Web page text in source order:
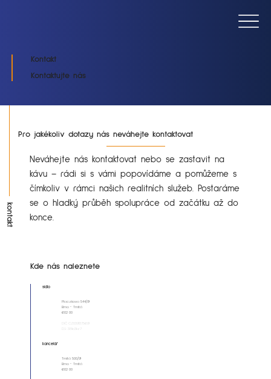
Kontakt
Kontaktujte nás
Kde nás naleznete
sídlo
kancelář
Placzkova 544/9
Brno - Trnitá
602 00
DIČ CZ03937569
DS: 38b3kz7
Trnitá 500/9
Brno - Trnitá
602 00
Pro jakékoliv dotazy nás neváhejte kontaktovat
Neváhejte nás kontaktovat nebo se zastavit na
kávu – rádi si s vámi popovídáme a pomůžeme s
čímkoliv v rámci našich realitních služeb. Postaráme
se o hladký průběh spolupráce od začátku až do
konce.
kontakt